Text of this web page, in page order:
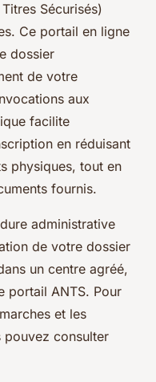
Sécurisés)
Ce portail en ligne
dossier
de votre
aux
facilite
en réduisant
physiques, tout en
fournis.
administrative
de votre dossier
un centre agréé,
portail ANTS. Pour
et les
pouvez consulter